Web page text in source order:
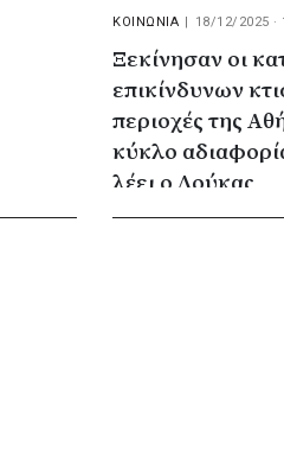
ΚΟΙΝΩΝΙΑ | 18/12/2025 ·
Ξεκίνησαν οι
επικίνδυνων
περιοχές της Αθήνας:
κύκλο
λέει ο Δούκας